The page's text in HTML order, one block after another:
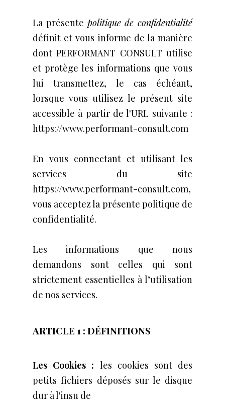
La présente politique de confidentialité
définit et vous informe de la manière
dont PERFORMANT CONSULT utilise
et protège les informations que vous
lui transmettez, le cas échéant,
lorsque vous utilisez le présent site
accessible à partir de l'URL suivante :
https://www.performant-consult.com
En vous connectant et utilisant les
services du site
https://www.performant-consult.com,
vous acceptez la présente politique de
confidentialité.
Les informations que nous
demandons sont celles qui sont
strictement essentielles à l’utilisation
de nos services.
ARTICLE 1 : DÉFINITIONS
Les Cookies : les cookies sont des
petits fichiers déposés sur le disque
dur à l'insu de